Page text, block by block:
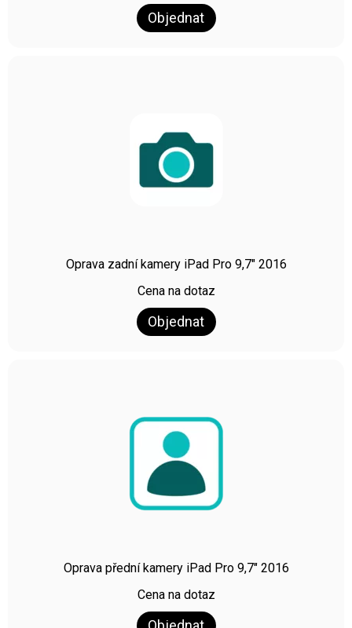
Objednat
Oprava zadní kamery iPad Pro 9,7″ 2016
Cena na dotaz
Objednat
Oprava přední kamery iPad Pro 9,7″ 2016
Cena na dotaz